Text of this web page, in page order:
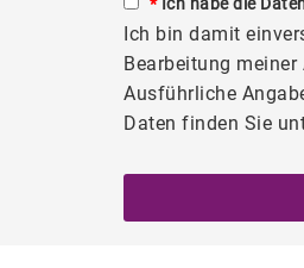
Ich bin damit
Bearbeitung
Ausführliche
Daten finden Sie